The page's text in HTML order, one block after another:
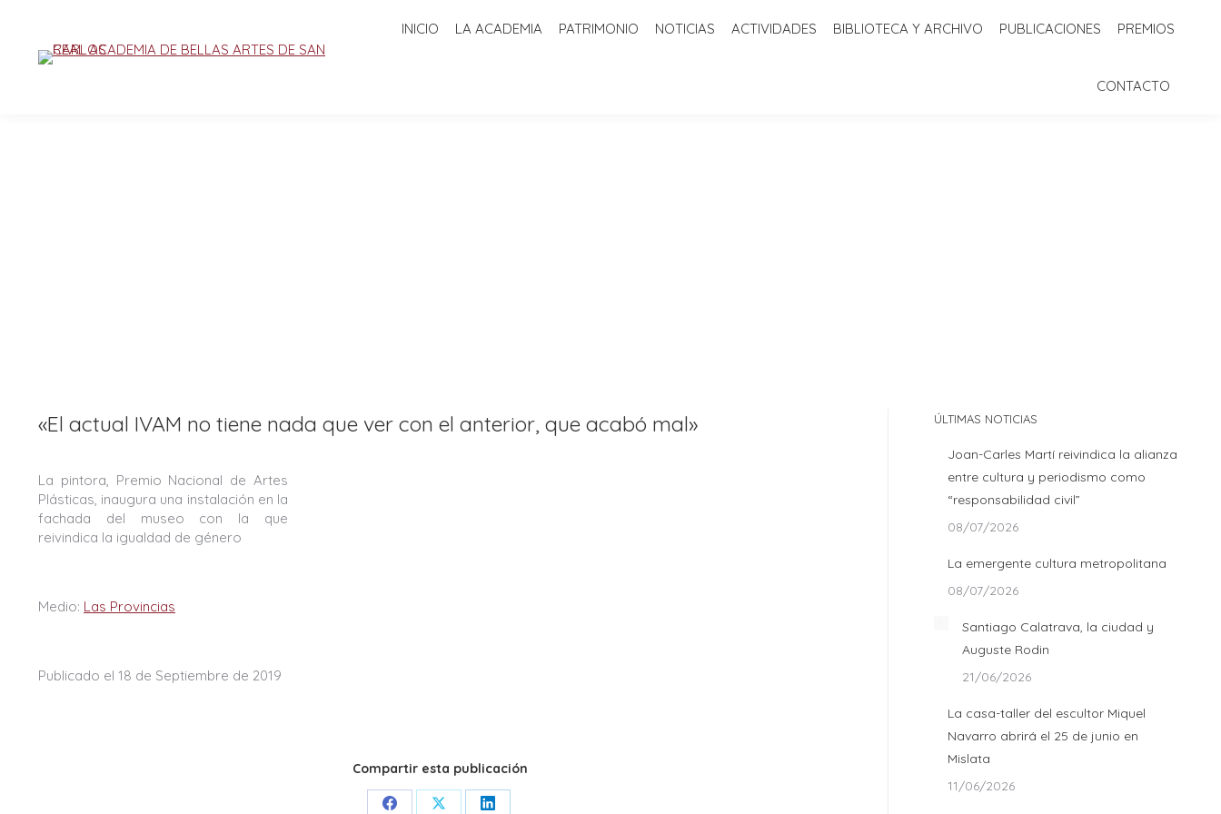
LA ACADEMIA PATRIMONIO NOTICIAS ACTIVIDADES BIBLIOTECA Y ARCHIVO PUBLICACIONES PREMIOS CONTACTO
«El actual IVAM no tiene nada que ver con el anterior, que acabó mal»
La pintora, Premio Nacional de Artes
Plásticas, inaugura una instalación en la
fachada del museo con la que
reivindica la igualdad de género
Medio: Las Provincias
Publicado el 18 de Septiembre de 2019
Compartir esta publicación
ÚLTIMAS NOTICIAS
Joan-Carles Martí reivindica la alianza
entre cultura y periodismo como
“responsabilidad civil”
08/07/2026
La emergente cultura metropolitana
08/07/2026
Santiago Calatrava, la ciudad y
Auguste Rodin
21/06/2026
La casa-taller del escultor Miquel
Navarro abrirá el 25 de junio en
Mislata
11/06/2026
INICIO LA ACADEMIA PATRIMONIO NOTICIAS ACTIVIDADES BIBLIOTECA Y ARCHIVO PUBLICACIONES PREMIOS
CONTACTO